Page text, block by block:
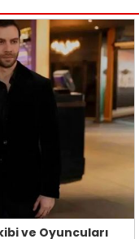
ve Oyuncuları